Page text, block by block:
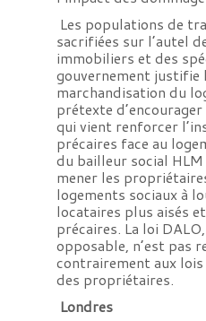
Les populations de
sacrifiées sur l’autel
immobiliers et des
gouvernement justifie
marchandisation du
prétexte
qui vient renforcer
précaires face au
du bailleur social
mener les
logements sociaux à
locataires plus aisés
précaires. La loi
opposable, n’est pas
contrairement aux
des propriétaires.
Londres